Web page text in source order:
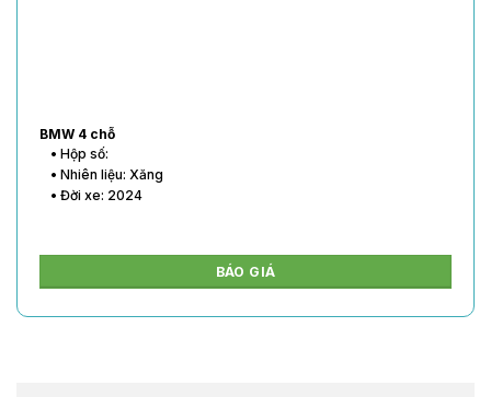
BMW 4 chỗ
• Hộp số:
• Nhiên liệu: Xăng
• Đời xe: 2024
BÁO GIÁ